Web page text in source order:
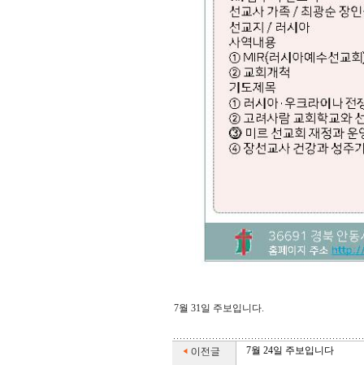
7월 31일 주보입니다.
7월 24일 주보입니다